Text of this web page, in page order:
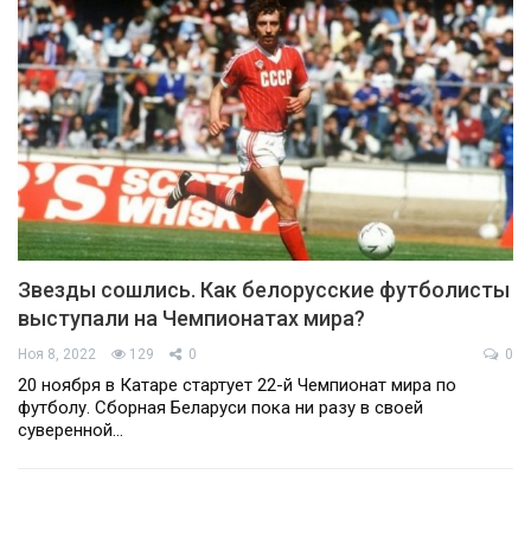
Звезды сошлись. Как белорусские футболисты
выступали на Чемпионатах мира?
Ноя 8, 2022 129 0 0
20 ноября в Катаре стартует 22-й Чемпионат мира по
футболу. Сборная Беларуси пока ни разу в своей
суверенной…